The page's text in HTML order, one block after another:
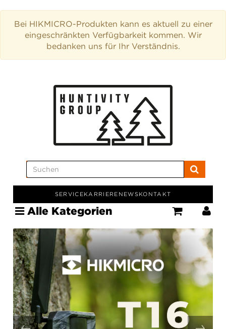
Bei HIKMICRO-Produkten kann es aktuell zu einer
eingeschränkten Verfügbarkeit kommen. Wir
bedanken uns für Ihr Verständnis.
SERVICEKARRIERE NEWSKONTAKT
Alle Kategorien